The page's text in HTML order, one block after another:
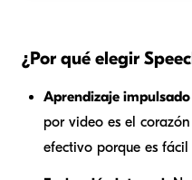
¿Por qué elegir
Aprendizaje
por video es el
efectivo porque es